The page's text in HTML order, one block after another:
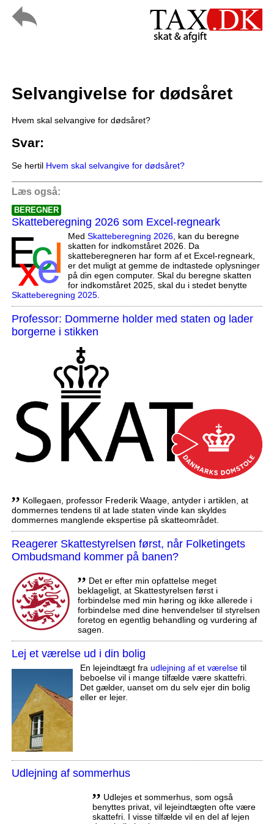
Selvangivelse for dødsåret
Hvem skal selvangive for dødsåret?
Svar:
Se hertil Hvem skal selvangive for dødsåret?
Læs også:
BEREGNER
Skatteberegning 2026 som Excel-regneark
Med Skatteberegning 2026, kan du beregne
skatten for indkomståret 2026. Da
skatteberegneren har form af et Excel-regneark,
er det muligt at gemme de indtastede oplysninger
på din egen computer. Skal du beregne skatten
for indkomståret 2025, skal du i stedet benytte
Skatteberegning 2025.
Professor: Dommerne holder med staten og lader
borgerne i stikken
,, Kollegaen, professor Frederik Waage, antyder i artiklen, at
dommernes tendens til at lade staten vinde kan skyldes
dommernes manglende ekspertise på skatteområdet.
Reagerer Skattestyrelsen først, når Folketingets
Ombudsmand kommer på banen?
,, Det er efter min opfattelse meget
beklageligt, at Skattestyrelsen først i
forbindelse med min høring og ikke allerede i
forbindelse med dine henvendelser til styrelsen
foretog en egentlig behandling og vurdering af
sagen.
Lej et værelse ud i din bolig
En lejeindtægt fra udlejning af et værelsetil
beboelse vil i mange tilfælde være skattefri.
Det gælder, uanset om du selv ejer din bolig
eller er lejer.
Udlejning af sommerhus
,, Udlejes et sommerhus, som også
benyttes privat, vil lejeindtægten ofte være
skattefri. I visse tilfælde vil en del af lejen